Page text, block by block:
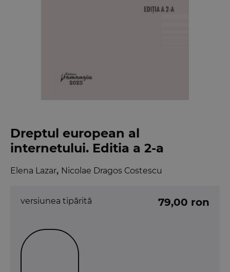
Dreptul european al
internetului. Editia a 2-a
Elena Lazar, Nicolae Dragos Costescu
versiunea tipărită 79,00 ron